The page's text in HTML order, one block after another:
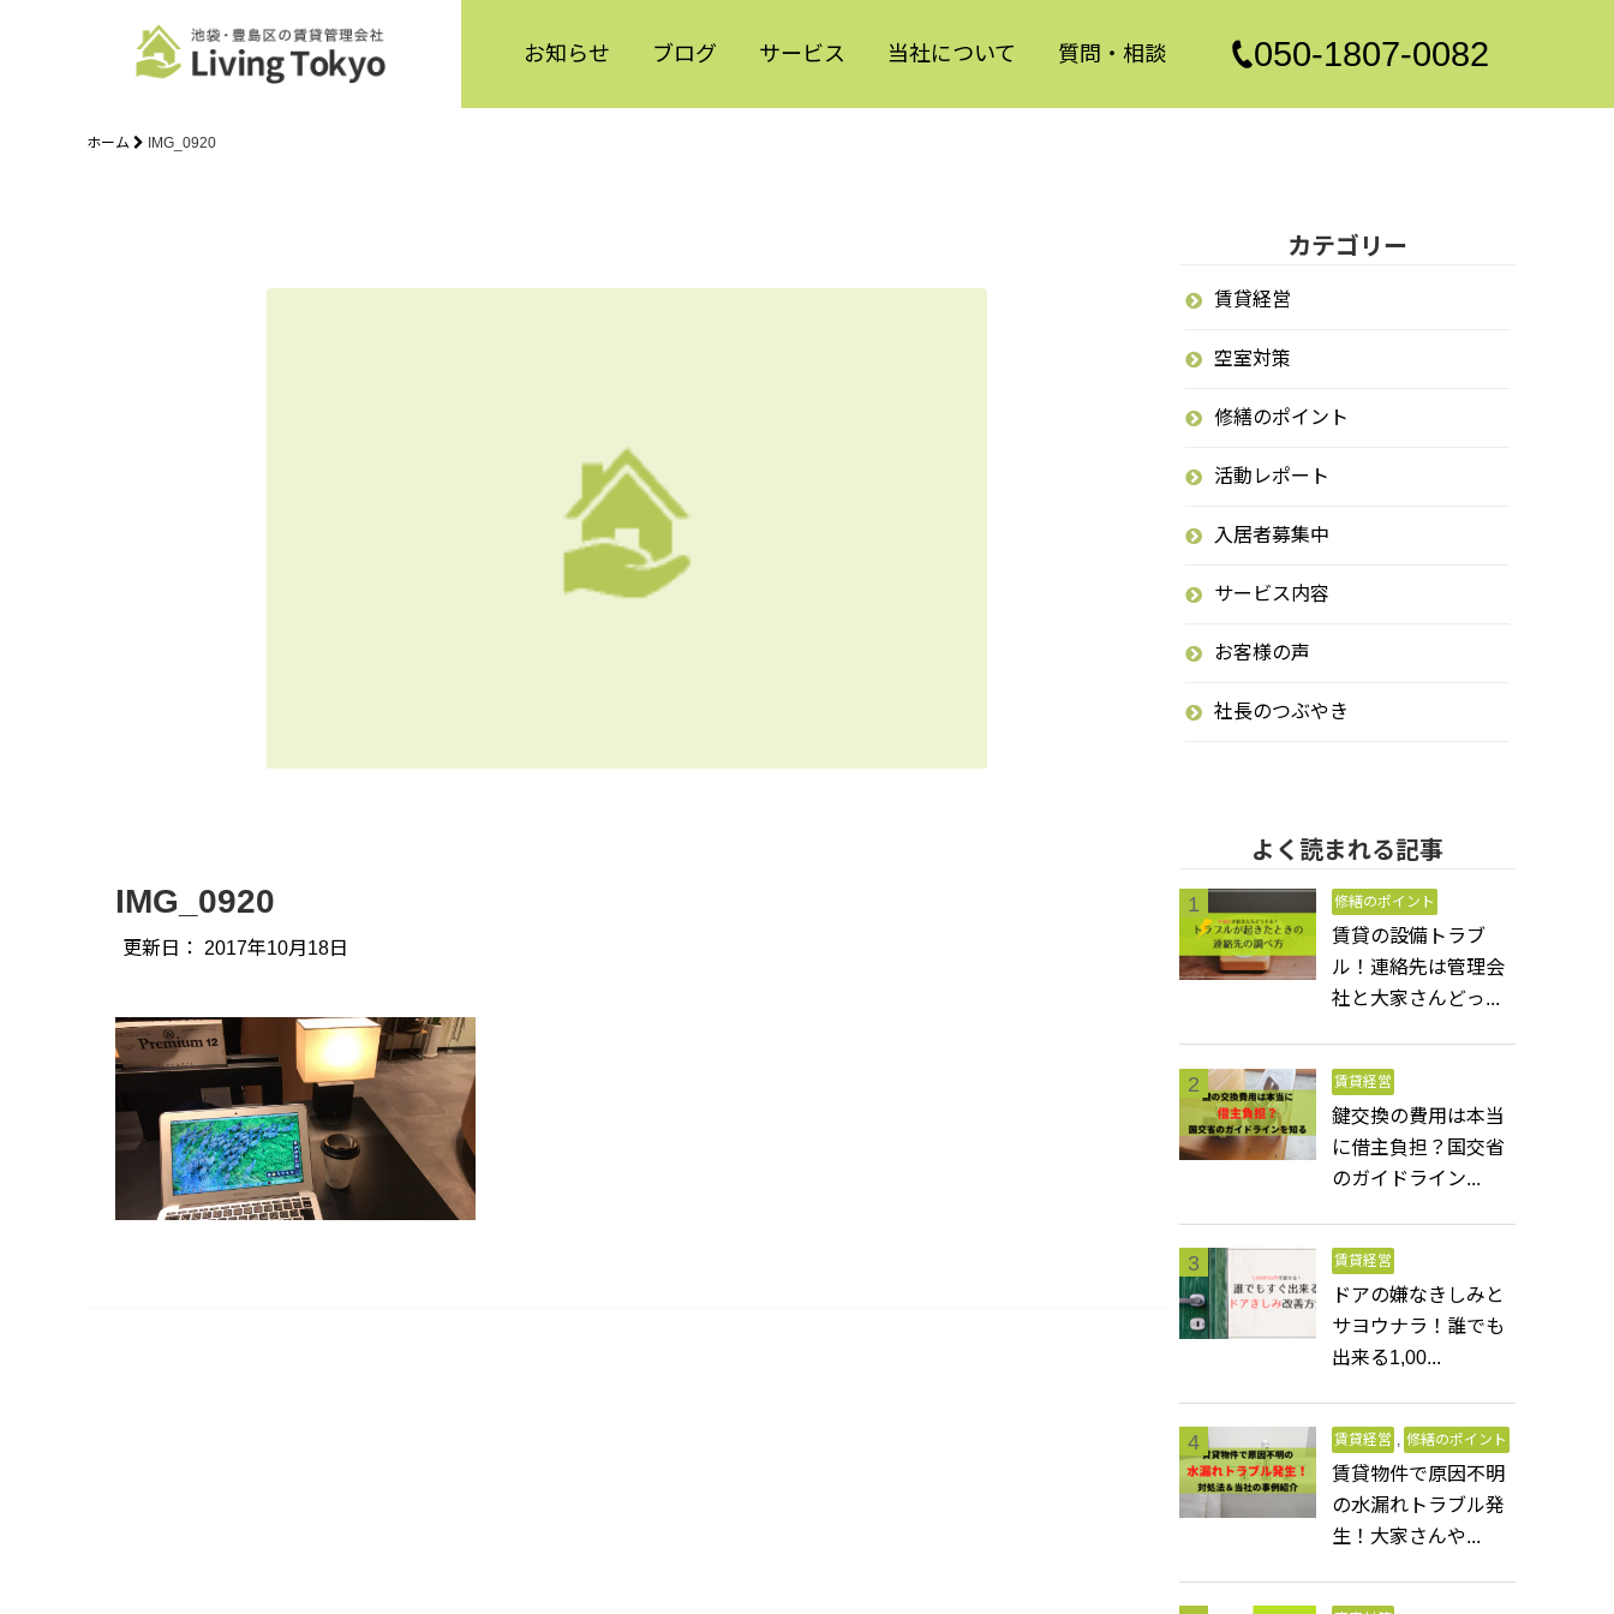
お知らせ ブログ サービス 当社について 質問・相談 050-1807-0082
ホーム IMG_0920
IMG_0920
更新日： 2017年10月18日
カテゴリー
賃貸経営
空室対策
修繕のポイント
活動レポート
入居者募集中
サービス内容
お客様の声
社長のつぶやき
よく読まれる記事
修繕のポイント
賃貸の設備トラブ
ル！連絡先は管理会
社と大家さんどっ...
賃貸経営
鍵交換の費用は本当
に借主負担？国交省
のガイドライン...
賃貸経営
ドアの嫌なきしみと
サヨウナラ！誰でも
出来る1,00...
賃貸経営 , 修繕のポイント
賃貸物件で原因不明
の水漏れトラブル発
生！大家さんや...